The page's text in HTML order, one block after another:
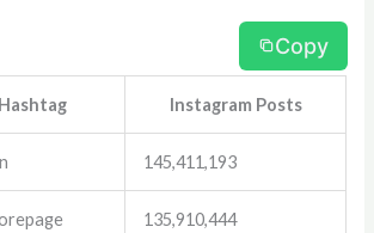
Copy
Hashtag Instagram Posts
145,411,193
135,910,444